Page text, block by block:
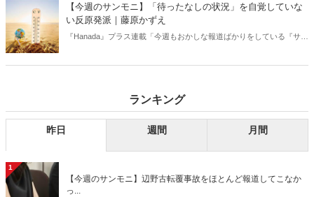
【今週のサンモニ】「待ったなしの状況」を自覚していな
い反原発派｜藤原かずえ
『Hanada』プラス連載「今週もおかしな報道ばかりをしている『サン
ランキング
昨日 週間 月間
1
【今週のサンモニ】辺野古転覆事故をほとんど報道してこなか
っ...